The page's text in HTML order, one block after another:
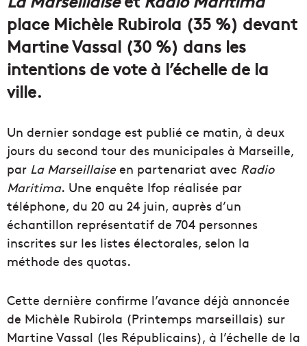
place Michèle Rubirola (35 %) devant
Martine Vassal (30 %) dans les
intentions de vote à l’échelle de la
ville.
Un dernier sondage est publié ce matin, à deux
jours du second tour des municipales à Marseille,
par La Marseillaiseen partenariat avec Radio
Maritima. Une enquête Ifop réalisée par
téléphone, du 20 au 24 juin, auprès d’un
échantillon représentatif de 704 personnes
inscrites sur les listes électorales, selon la
méthode des quotas.
Cette dernière confirme l’avance déjà annoncée
de Michèle Rubirola (Printemps marseillais) sur
Martine Vassal (les Républicains), à l’échelle de la